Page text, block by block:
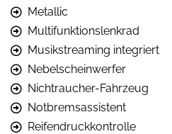
Metallic
Multifunktionslenkrad
Musikstreaming integriert
Nebelscheinwerfer
Nichtraucher-Fahrzeug
Notbremsassistent
Reifendruckkontrolle